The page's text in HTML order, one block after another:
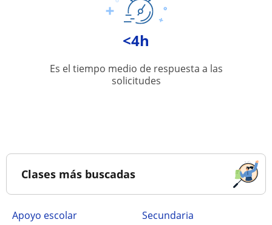
<4h
Es el tiempo medio de respuesta a las
solicitudes
Clases más buscadas
Apoyo escolar
secundaria